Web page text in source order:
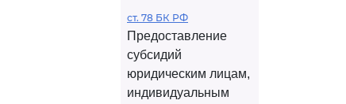
ст. 78 БК РФ
Предоставление
субсидий
юридическим лицам,
индивидуальным